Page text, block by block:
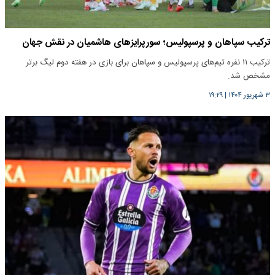
ترکیب سپاهان و پرسپولیس؛ سورپرایزهای هاشمیان در نقش جهان
ترکیب ۱۱ نفره تیم‌های پرسپولیس و سپاهان برای بازی در هفته دوم لیگ برتر
مشخص شد.
۳ شهریور ۱۴۰۴ |۱۹:۲۹